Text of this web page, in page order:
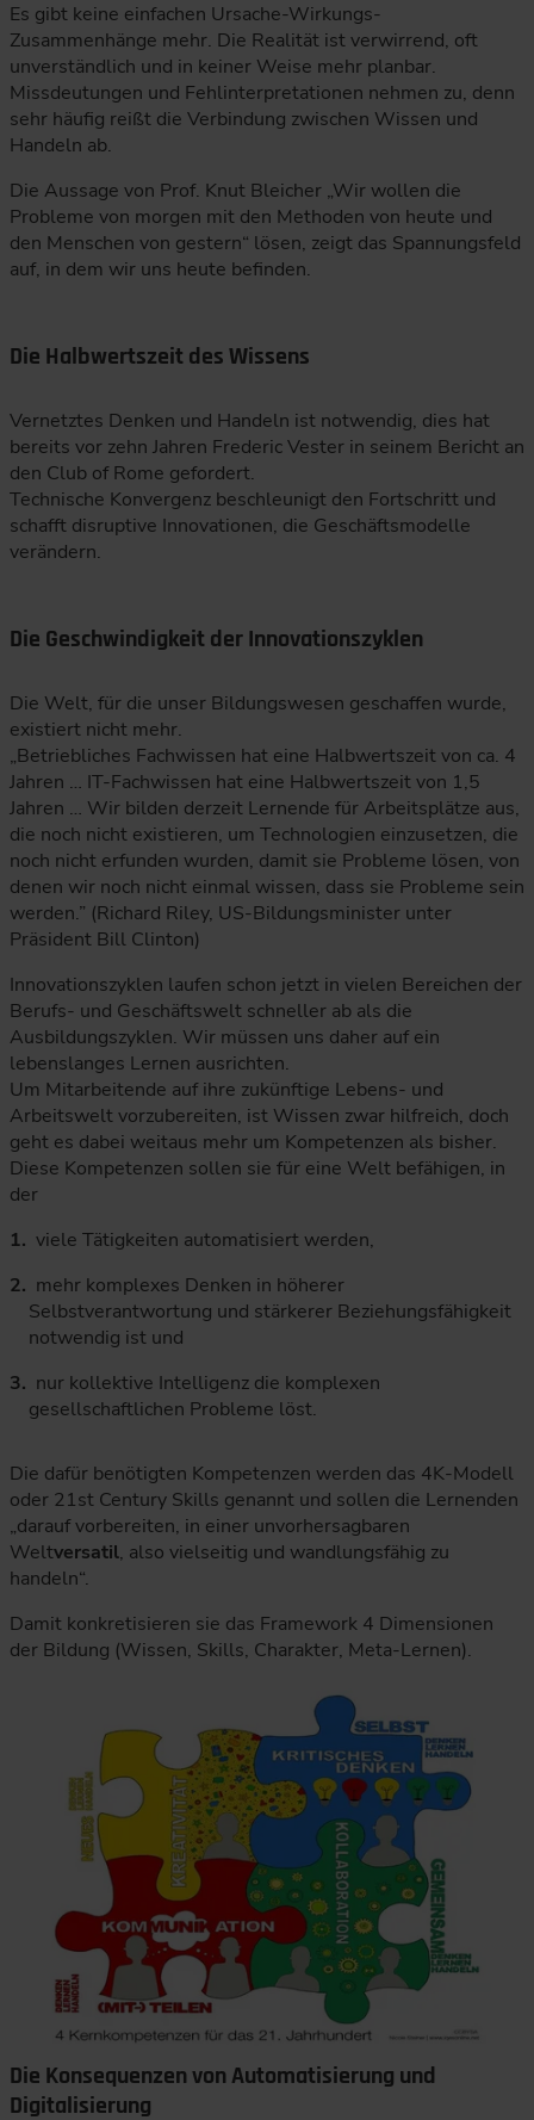
Es gibt keine einfachen Ursache-Wirkungs-
Zusammenhänge mehr. Die Realität ist verwirrend, oft
unverständlich und in keiner Weise mehr planbar.
Missdeutungen und Fehlinterpretationen nehmen zu, denn
sehr häufig reißt die Verbindung zwischen Wissen und
Handeln ab.
Die Aussage von Prof. Knut Bleicher „Wir wollen die
Probleme von morgen mit den Methoden von heute und
den Menschen von gestern“ lösen, zeigt das Spannungsfeld
auf, in dem wir uns heute befinden.
Die Halbwertszeit des Wissens
Vernetztes Denken und Handeln ist notwendig, dies hat
bereits vor zehn Jahren Frederic Vester in seinem Bericht an
den Club of Rome gefordert.
Technische Konvergenz beschleunigt den Fortschritt und
schafft disruptive Innovationen, die Geschäftsmodelle
verändern.
Die Geschwindigkeit der Innovationszyklen
Die Welt, für die unser Bildungswesen geschaffen wurde,
existiert nicht mehr.
„Betriebliches Fachwissen hat eine Halbwertszeit von ca. 4
Jahren … IT-Fachwissen hat eine Halbwertszeit von 1,5
Jahren … Wir bilden derzeit Lernende für Arbeitsplätze aus,
die noch nicht existieren, um Technologien einzusetzen, die
noch nicht erfunden wurden, damit sie Probleme lösen, von
denen wir noch nicht einmal wissen, dass sie Probleme sein
werden.” (Richard Riley, US-Bildungsminister unter
Präsident Bill Clinton)
Innovationszyklen laufen schon jetzt in vielen Bereichen der
Berufs- und Geschäftswelt schneller ab als die
Ausbildungszyklen. Wir müssen uns daher auf ein
lebenslanges Lernen ausrichten.
Um Mitarbeitende auf ihre zukünftige Lebens- und
Arbeitswelt vorzubereiten, ist Wissen zwar hilfreich, doch
geht es dabei weitaus mehr um Kompetenzen als bisher.
Diese Kompetenzen sollen sie für eine Welt befähigen, in
der
viele Tätigkeiten automatisiert werden,
mehr komplexes Denken in höherer
Selbstverantwortung und stärkerer Beziehungsfähigkeit
notwendig ist und
nur kollektive Intelligenz die komplexen
gesellschaftlichen Probleme löst.
Die dafür benötigten Kompetenzen werden das 4K-Modell
oder 21st Century Skills genannt und sollen die Lernenden
„darauf vorbereiten, in einer unvorhersagbaren
Weltversatil, also vielseitig und wandlungsfähig zu
handeln“.
Damit konkretisieren sie das Framework 4 Dimensionen
der Bildung (Wissen, Skills, Charakter, Meta-Lernen).
Die Konsequenzen von Automatisierung und
Digitalisierung